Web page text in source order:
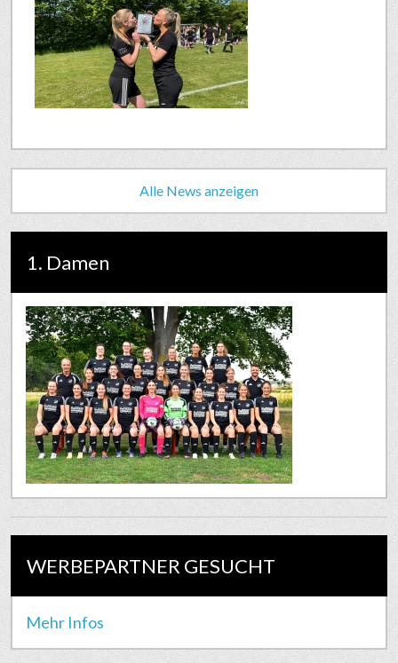
Alle News anzeigen
1. Damen
WERBEPARTNER GESUCHT
Mehr Infos